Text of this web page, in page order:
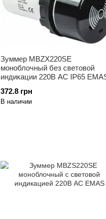
Зуммер MBZX220SE
моноблочный без световой
индикации 220В АС IP65
372.8 грн
В наличии